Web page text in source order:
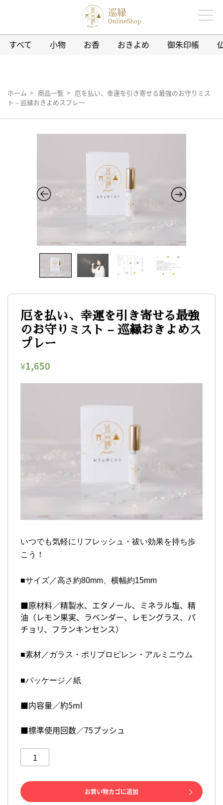
すべて 小物 お香 おきよめ 御朱印帳
ホーム > 商品一覧 > 厄を払い、幸運を引き寄せる最強のお守りミス
ト – 巡縁おきよめスプレー
厄を払い、幸運を引き寄せる最強
のお守りミスト – 巡縁おきよめス
プレー
¥1,650
いつでも気軽にリフレッシュ・祓い効果を持ち歩
こう！
■サイズ／高さ約80mm、横幅約15mm
■原材料／精製水、エタノール、ミネラル塩、精
油（レモン果実、ラベンダー、レモングラス、パ
チョリ、フランキンセンス）
■素材／ガラス・ポリプロピレン・アルミニウム
■パッケージ／紙
■内容量／約5ml
■標準使用回数／75プッシュ
厄
払
い、
お買い物カゴに追加